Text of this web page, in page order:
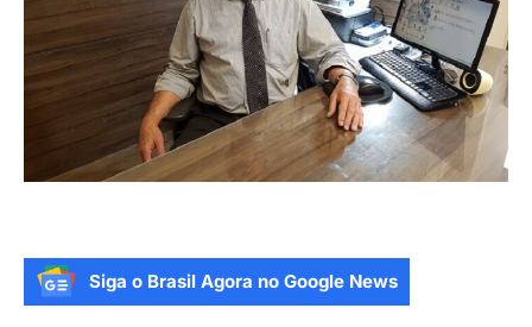
Siga o Brasil Agora no Google News